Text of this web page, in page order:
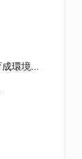
人員数の拡大 ～早期戦力化可能な育成環境・仕組み～